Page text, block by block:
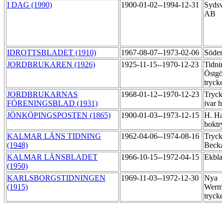
I DAG (1990)
1900-01-02--1994-12-31
AB
IDROTTSBLADET (1910) 1967-08-07--1973-02-06
JORDBRUKAREN (1926)
1925-11-15--1970-12-23
JORDBRUKARNAS
FÖRENINGSBLAD (1931)
1968-01-12--1970-12-23
ivar
JÖNKÖPINGSPOSTEN (1865)
1900-01-03--1973-12-15 H.
KALMAR LÄNS TIDNING
(1948)
1962-04-06--1974-08-16
KALMAR LÄNSBLADET
(1950)
1966-10-15--1972-04-15
KARLSBORGSTIDNINGEN
(1915)
1969-11-03--1972-12-30
Nya